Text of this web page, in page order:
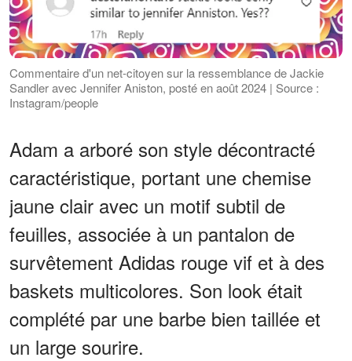
Commentaire d'un net-citoyen sur la ressemblance de Jackie
Sandler avec Jennifer Aniston, posté en août 2024 | Source :
Instagram/people
Adam a arboré son style décontracté
caractéristique, portant une chemise
jaune clair avec un motif subtil de
feuilles, associée à un pantalon de
survêtement Adidas rouge vif et à des
baskets multicolores. Son look était
complété par une barbe bien taillée et
un large sourire.